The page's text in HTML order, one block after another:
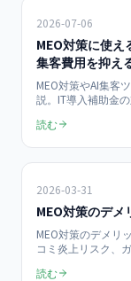
2026-07-06
MEO対策に使
集客費用を抑え
MEO対策やAI集客
説。IT導入補助金
導線をまとめます。
読む
2026-03-31
MEO対策のデ
MEO対策のデメリ
コミ炎上リスク、
読む